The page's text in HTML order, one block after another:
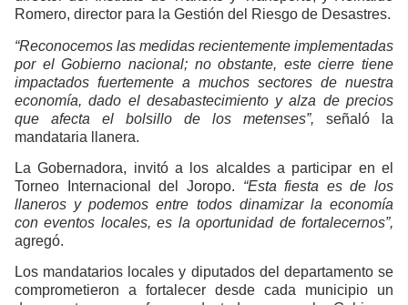
Romero, director para la Gestión del Riesgo de Desastres.
“Reconocemos las medidas recientemente implementadas
por el Gobierno nacional; no obstante, este cierre tiene
impactados fuertemente a muchos sectores de nuestra
economía, dado el desabastecimiento y alza de precios
que afecta el bolsillo de los metenses”, señaló la
mandataria llanera.
La Gobernadora, invitó a los alcaldes a participar en el
Torneo Internacional del Joropo. “Esta fiesta es de los
llaneros y podemos entre todos dinamizar la economía
con eventos locales, es la oportunidad de fortalecernos”,
agregó.
Los mandatarios locales y diputados del departamento se
comprometieron a fortalecer desde cada municipio un